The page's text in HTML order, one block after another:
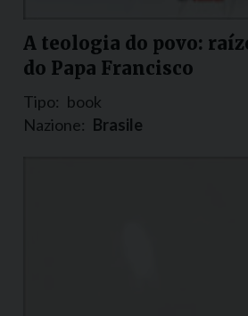
A teologia do povo:
do Papa Francisco
Tipo: book
Nazione: Brasile